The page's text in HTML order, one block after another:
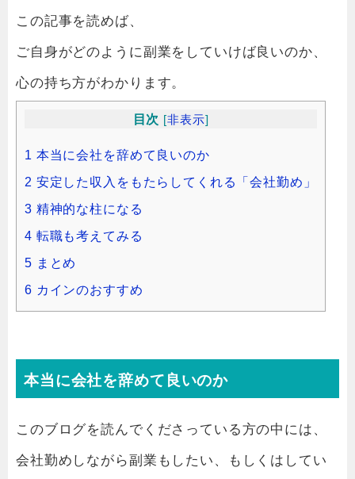
この記事を読めば、
ご自身がどのように副業をしていけば良いのか、
心の持ち方がわかります。
目次 [非表示]
1 本当に会社を辞めて良いのか
2 安定した収入をもたらしてくれる「会社勤め」
3 精神的な柱になる
4 転職も考えてみる
5 まとめ
6 カインのおすすめ
本当に会社を辞めて良いのか
このブログを読んでくださっている方の中には、
会社勤めしながら副業もしたい、もしくはしてい